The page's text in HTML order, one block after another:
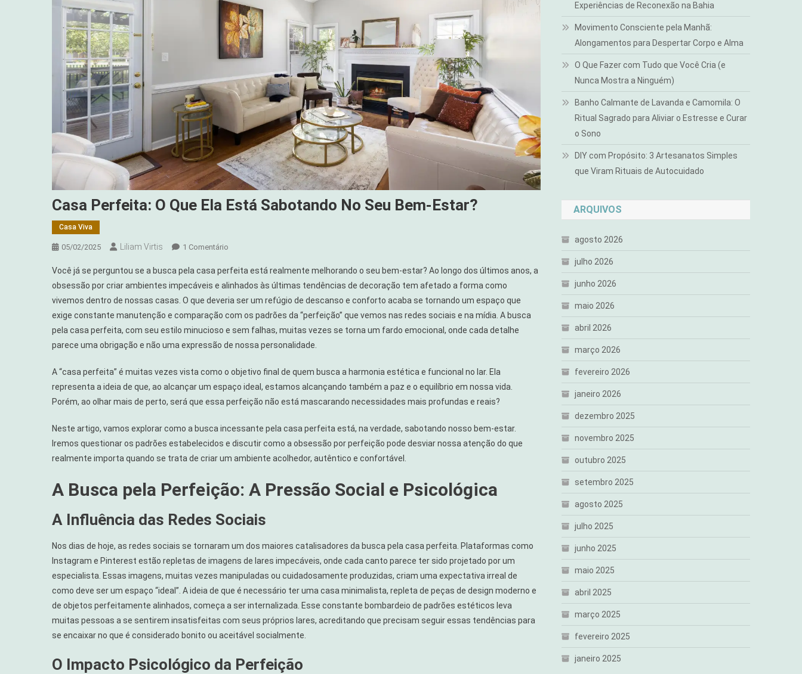
Casa Perfeita: O Que Ela Está Sabotando No Seu Bem-Estar?
Casa Viva
05/02/2025 Liliam Virtis 1 Comentário
Perfeita:
O
Que
Ela
Está
Sabotando
Seu
Bem-
Estar?
Você já se perguntou se a busca pela casa perfeita está realmente melhorando o seu bem-estar? Ao longo dos últimos anos, a
obsessão por criar ambientes impecáveis e alinhados às últimas tendências de decoração tem afetado a forma como
vivemos dentro de nossas casas. O que deveria ser um refúgio de descanso e conforto acaba se tornando um espaço que
exige constante manutenção e comparação com os padrões da “perfeição” que vemos nas redes sociais e na mídia. A busca
pela casa perfeita, com seu estilo minucioso e sem falhas, muitas vezes se torna um fardo emocional, onde cada detalhe
parece uma obrigação e não uma expressão de nossa personalidade.
A “casa perfeita” é muitas vezes vista como o objetivo final de quem busca a harmonia estética e funcional no lar. Ela
representa a ideia de que, ao alcançar um espaço ideal, estamos alcançando também a paz e o equilíbrio em nossa vida.
Porém, ao olhar mais de perto, será que essa perfeição não está mascarando necessidades mais profundas e reais?
Neste artigo, vamos explorar como a busca incessante pela casa perfeita está, na verdade, sabotando nosso bem-estar.
Iremos questionar os padrões estabelecidos e discutir como a obsessão por perfeição pode desviar nossa atenção do que
realmente importa quando se trata de criar um ambiente acolhedor, autêntico e confortável.
A Busca pela Perfeição: A Pressão Social e Psicológica
A Influência das Redes Sociais
Nos dias de hoje, as redes sociais se tornaram um dos maiores catalisadores da busca pela casa perfeita. Plataformas como
Instagram e Pinterest estão repletas de imagens de lares impecáveis, onde cada canto parece ter sido projetado por um
especialista. Essas imagens, muitas vezes manipuladas ou cuidadosamente produzidas, criam uma expectativa irreal de
como deve ser um espaço “ideal”. A ideia de que é necessário ter uma casa minimalista, repleta de peças de design moderno e
de objetos perfeitamente alinhados, começa a ser internalizada. Esse constante bombardeio de padrões estéticos leva
muitas pessoas a se sentirem insatisfeitas com seus próprios lares, acreditando que precisam seguir essas tendências para
se encaixar no que é considerado bonito ou aceitável socialmente.
O Impacto Psicológico da Perfeição
Experiências de Reconexão na Bahia
Movimento Consciente pela Manhã:
Alongamentos para Despertar Corpo e Alma
O Que Fazer com Tudo que Você Cria (e
Nunca Mostra a Ninguém)
Banho Calmante de Lavanda e Camomila: O
Ritual Sagrado para Aliviar o Estresse e Curar
o Sono
DIY com Propósito: 3 Artesanatos Simples
que Viram Rituais de Autocuidado
ARQUIVOS
agosto 2026
julho 2026
junho 2026
maio 2026
abril 2026
março 2026
fevereiro 2026
janeiro 2026
dezembro 2025
novembro 2025
outubro 2025
setembro 2025
agosto 2025
julho 2025
junho 2025
maio 2025
abril 2025
março 2025
fevereiro 2025
janeiro 2025